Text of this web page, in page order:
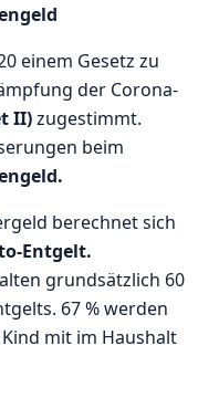
einem Gesetz zu
der Corona-
II)zugestimmt.
beim
berechnet sich
Entgelt.
grundsätzlich 60
67 % werden
mit im Haushalt